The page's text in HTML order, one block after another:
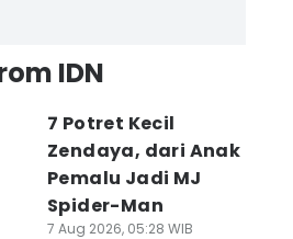
IDN
7 Potret Kecil
Zendaya, dari Anak
Pemalu Jadi MJ
Spider-Man
7 Aug 2026, 05:28 WIB